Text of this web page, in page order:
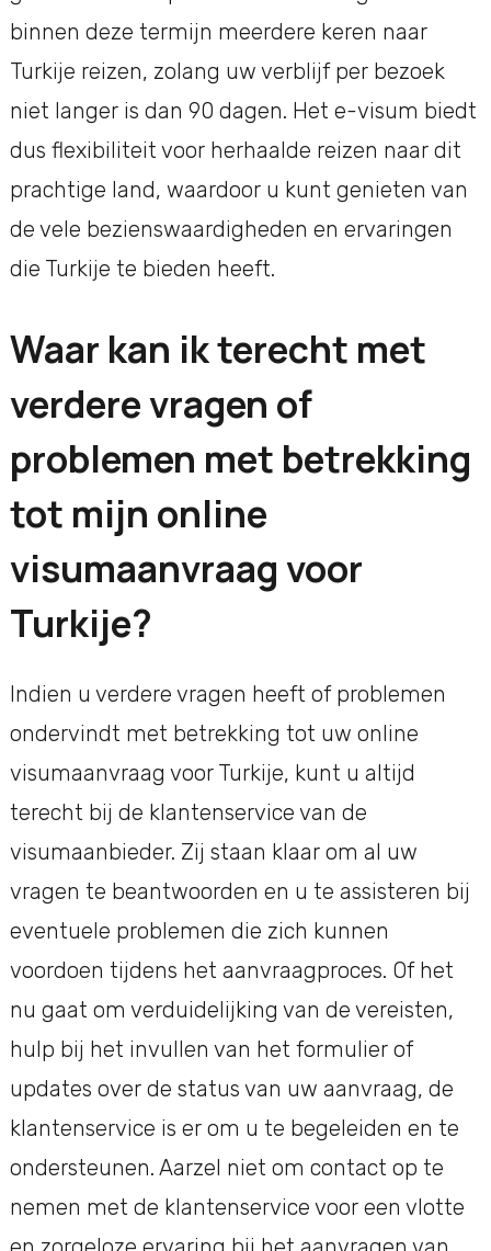
binnen deze termijn meerdere keren naar
Turkije reizen, zolang uw verblijf per bezoek
niet langer is dan 90 dagen. Het e-visum biedt
dus flexibiliteit voor herhaalde reizen naar dit
prachtige land, waardoor u kunt genieten van
de vele bezienswaardigheden en ervaringen
die Turkije te bieden heeft.
Waar kan ik terecht met
verdere vragen of
problemen met betrekking
tot mijn online
visumaanvraag voor
Turkije?
Indien u verdere vragen heeft of problemen
ondervindt met betrekking tot uw online
visumaanvraag voor Turkije, kunt u altijd
terecht bij de klantenservice van de
visumaanbieder. Zij staan klaar om al uw
vragen te beantwoorden en u te assisteren bij
eventuele problemen die zich kunnen
voordoen tijdens het aanvraagproces. Of het
nu gaat om verduidelijking van de vereisten,
hulp bij het invullen van het formulier of
updates over de status van uw aanvraag, de
klantenservice is er om u te begeleiden en te
ondersteunen. Aarzel niet om contact op te
nemen met de klantenservice voor een vlotte